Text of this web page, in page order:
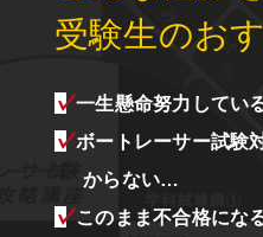
受験生のお
? 一生懸命努力してい
? ボートレーサー試験
からない…
? このまま不合格にな